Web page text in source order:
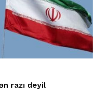
razı deyil